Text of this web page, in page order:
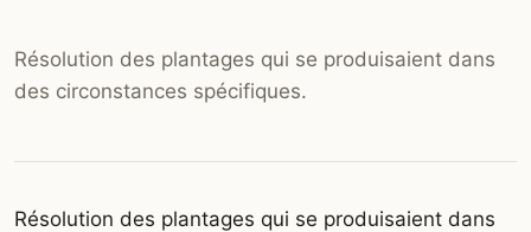
Résolution des plantages qui se produisaient dans
des circonstances spécifiques.
Résolution des plantages qui se produisaient dans